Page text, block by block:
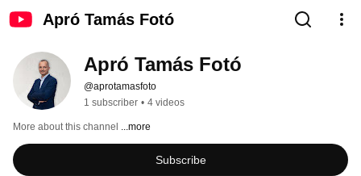
Apró Tamás Fotó
Apró Tamás Fotó
@aprotamasfoto
1 subscriber • 4 videos
More about this channel ...more
Subscribe